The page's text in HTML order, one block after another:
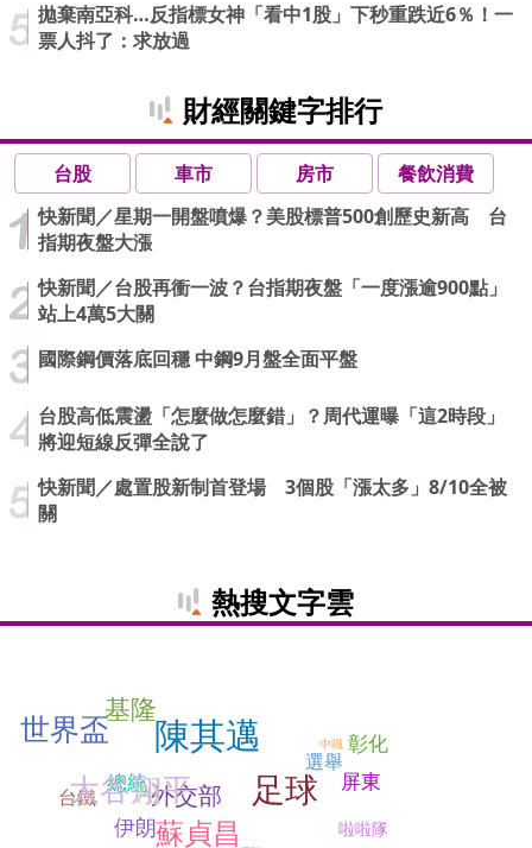
拋棄南亞科…反指標女神「看中1股」下秒重跌近6％！一
票人抖了：求放過
財經關鍵字排行
台股 車市 房市
餐飲消費
快新聞／星期一開盤噴爆？美股標普500創歷史新高 台
指期夜盤大漲
快新聞／台股再衝一波？台指期夜盤「一度漲逾900點」
站上4萬5大關
國際鋼價落底回穩 中鋼9月盤全面平盤
台股高低震盪「怎麼做怎麼錯」？周代運曝「這2時段」
將迎短線反彈全說了
快新聞／處置股新制首登場 3個股「漲太多」8/10全被
關
熱搜文字雲
蘇貞昌
中職
啦啦隊
外交部
伊朗
屏東
總統AI
台鐵
彰化
世界盃
大谷翔平
基隆
陳其邁
選舉
足球